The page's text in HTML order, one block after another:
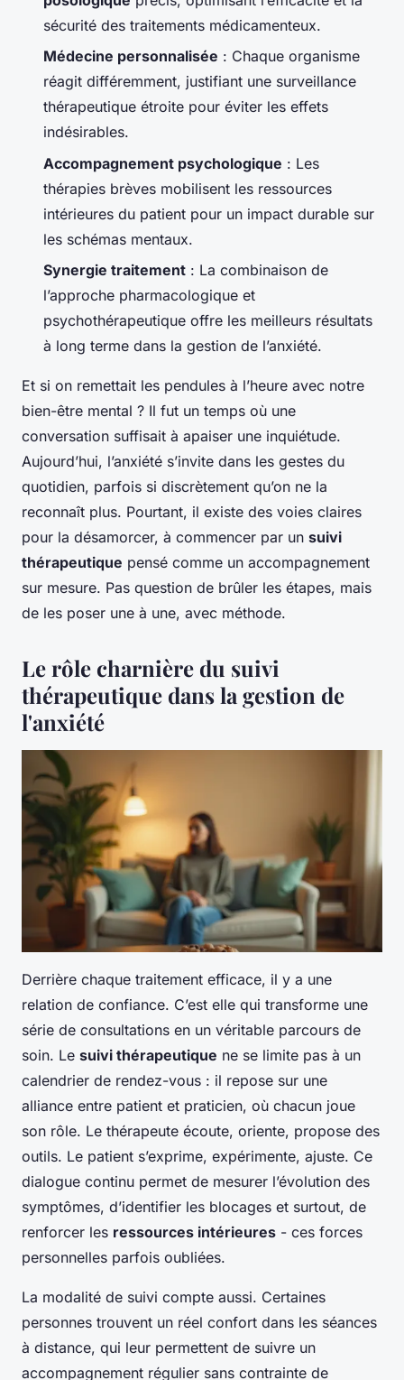
sécurité des traitements médicamenteux.
Médecine personnalisée : Chaque organisme
réagit différemment, justifiant une surveillance
thérapeutique étroite pour éviter les effets
indésirables.
Accompagnement psychologique : Les
thérapies brèves mobilisent les ressources
intérieures du patient pour un impact durable sur
les schémas mentaux.
Synergie traitement : La combinaison de
l’approche pharmacologique et
psychothérapeutique offre les meilleurs résultats
à long terme dans la gestion de l’anxiété.
Et si on remettait les pendules à l’heure avec notre
bien-être mental ? Il fut un temps où une
conversation suffisait à apaiser une inquiétude.
Aujourd’hui, l’anxiété s’invite dans les gestes du
quotidien, parfois si discrètement qu’on ne la
reconnaît plus. Pourtant, il existe des voies claires
pour la désamorcer, à commencer par un suivi
thérapeutique pensé comme un accompagnement
sur mesure. Pas question de brûler les étapes, mais
de les poser une à une, avec méthode.
Le rôle charnière du suivi
thérapeutique dans la gestion de
l'anxiété
Derrière chaque traitement efficace, il y a une
relation de confiance. C’est elle qui transforme une
série de consultations en un véritable parcours de
soin. Le suivi thérapeutique ne se limite pas à un
calendrier de rendez-vous : il repose sur une
alliance entre patient et praticien, où chacun joue
son rôle. Le thérapeute écoute, oriente, propose des
outils. Le patient s’exprime, expérimente, ajuste. Ce
dialogue continu permet de mesurer l’évolution des
symptômes, d’identifier les blocages et surtout, de
renforcer les ressources intérieures - ces forces
personnelles parfois oubliées.
La modalité de suivi compte aussi. Certaines
personnes trouvent un réel confort dans les séances
à distance, qui leur permettent de suivre un
accompagnement régulier sans contrainte de